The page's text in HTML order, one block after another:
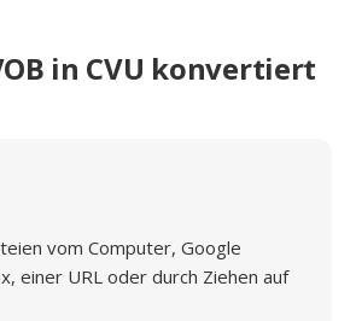
in CVU konvertiert
vom Computer, Google
einer URL oder durch Ziehen auf